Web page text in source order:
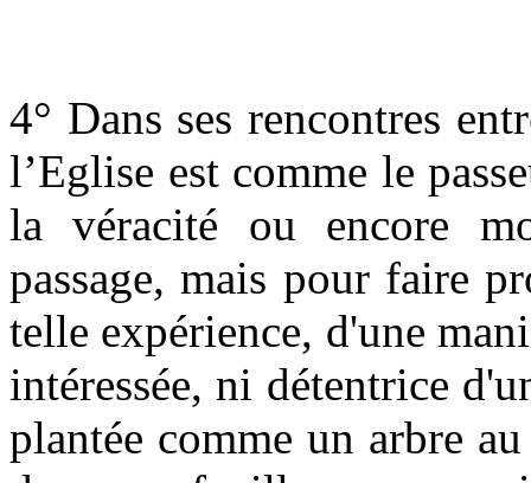
4° Dans ses rencontres
l’Eglise est comme le
la véracité ou encore
passage, mais pour faire
telle expérience, d'une
intéressée, ni détentrice
plantée comme un arbre